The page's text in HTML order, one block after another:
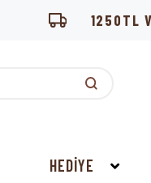
1250TL
HEDİYE